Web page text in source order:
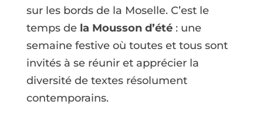
sur les bords de la Moselle. C’est le
temps de la Mousson d’été: une
semaine festive où toutes et tous sont
invités à se réunir et apprécier la
diversité de textes résolument
contemporains.